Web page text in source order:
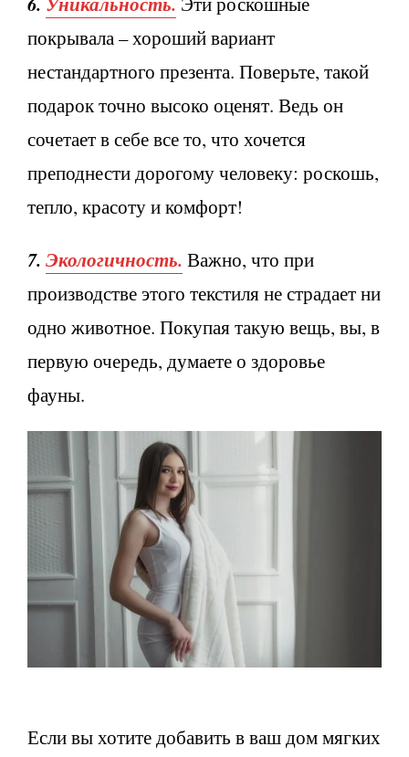
покрывала – хороший вариант
нестандартного презента. Поверьте, такой
подарок точно высоко оценят. Ведь он
сочетает в себе все то, что хочется
преподнести дорогому человеку: роскошь,
тепло, красоту и комфорт!
7. Экологичность. Важно, что при
производстве этого текстиля не страдает ни
одно животное. Покупая такую вещь, вы, в
первую очередь, думаете о здоровье
фауны.
Если вы хотите добавить в ваш дом мягких